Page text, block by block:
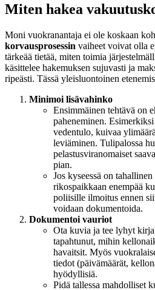
Miten hakea
Moni vuokranantaja ei ole koskaan
korvausprosessin vaiheet voivat olla
tärkeää tietää, miten toimia
käsittelee hakemuksen sujuvasti ja
ripeästi. Tässä yleisluontoinen
Minimoi lisävahinko
Ensimmäinen tehtävä on
paheneminen.
vedentulo, kuivaa
leviäminen. Tulipalossa
pelastusviranomaiset
pian.
Jos kyseessä on
rikospaikkaan enempää
poliisille ilmoitus ennen
voidaan dokumentoida.
Dokumentoi vauriot
Ota kuvia ja tee lyhyt
tapahtunut, mihin
havaitsit. Myös
tiedot (päivämäärät,
hyödyllisiä.
Pidä tallessa mahdolliset